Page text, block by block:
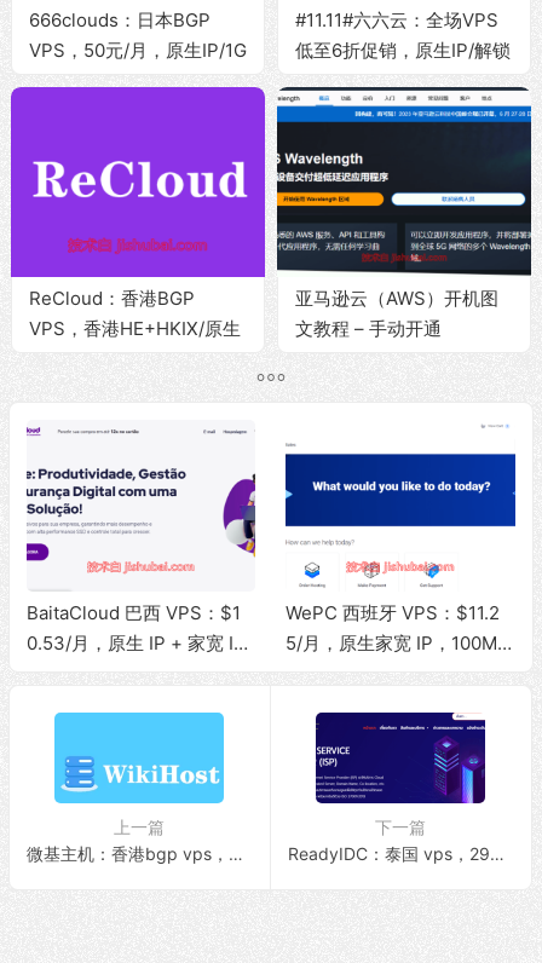
666clouds：日本BGP
VPS，50元/月，原生IP/1G
#11.11#六六云：全场VPS
低至6折促销，原生IP/解锁
可选香港/日本/韩国/美国等
ReCloud：香港BGP
VPS，香港HE+HKIX/原生
亚马逊云（AWS）开机图
文教程 – 手动开通
BaitaCloud 巴西 VPS：$1
0.53/月，原生 IP + 家宽 IS
WePC 西班牙 VPS：$11.2
5/月，原生家宽 IP，100Mb
上一篇
微基主机：香港bgp vps，50元/月，1G内存/50G SSD/1Gbps@500G流量
下一篇
ReadyIDC：泰国 vps，29元/月，原生IP/免费换IP/2G内存/30G SSD/1Gbps带宽@无限流量